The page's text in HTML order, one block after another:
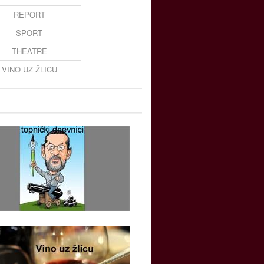
REPORT
SPORT
THEATRE
VINO UZ ŽLICU